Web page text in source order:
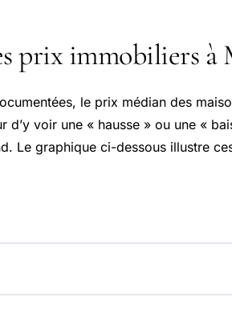
prix immobiliers à
le prix médian des
d’y voir une « hausse » ou une «
Le graphique ci-dessous illustre